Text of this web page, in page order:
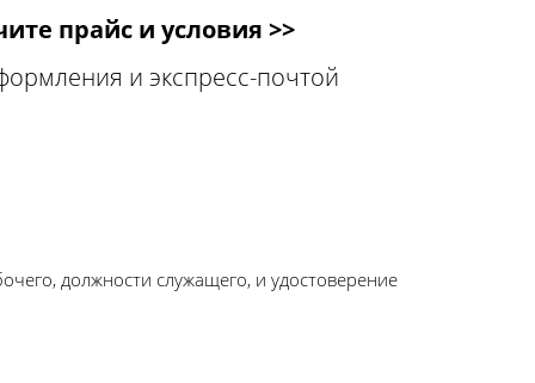
прайс и условия >>
и экспресс-почтой
должности служащего, и удостоверение